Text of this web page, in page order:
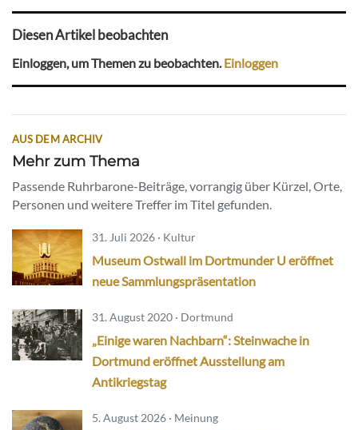
Diesen Artikel beobachten
Einloggen, um Themen zu beobachten.Einloggen
AUS DEM ARCHIV
Mehr zum Thema
Passende Ruhrbarone-Beiträge, vorrangig über Kürzel, Orte,
Personen und weitere Treffer im Titel gefunden.
31. Juli 2026 · Kultur
Museum Ostwall im Dortmunder U eröffnet
neue Sammlungspräsentation
31. August 2020 · Dortmund
„Einige waren Nachbarn“: Steinwache in
Dortmund eröffnet Ausstellung am
Antikriegstag
5. August 2026 · Meinung